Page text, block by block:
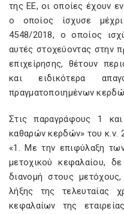
της ΕΕ, οι οποίες έχουν
ο οποίος ίσχυσε
4548/2018, ο οποίος
αυτές στοχεύοντας στην
επιχείρησης, θέτουν
και ειδικότερα
πραγματοποιημένων
Στις παραγράφους 1
καθαρών κερδών» του κ.ν.
«1. Με την επιφύλαξη
μετοχικού κεφαλαίου,
διανομή στους
λήξης της τελευταίας
κεφαλαίων της